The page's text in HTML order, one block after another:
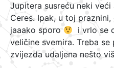
Jupitera susreću neki
Ceres. Ipak, u toj
jaaako sporo
i vrlo se
veličine svemira. Treba
zvijezda udaljena nešto